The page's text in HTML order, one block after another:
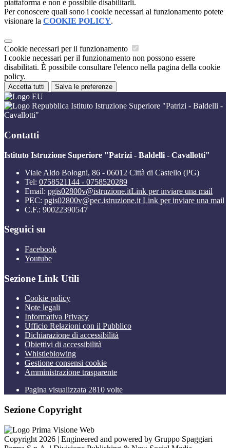
piattaforma e non è possibile disabilitarli.
Per conoscere quali sono i cookie necessari al funzionamento potete
visionare la COOKIE POLICY.
Cookie necessari per il funzionamento
I cookie necessari per il funzionamento non possono essere
disabilitati. È possibile consultare l'elenco nella pagina della cookie
policy.
Accetta tutti Salva le preferenze
Istituto Istruzione Superiore "Patrizi - Baldelli -
Cavallotti"
Contatti
Istituto Istruzione Superiore "Patrizi - Baldelli - Cavallotti"
Viale Aldo Bologni, 86 - 06012 Città di Castello (PG)
Tel: 0758521144 - 0758520289
Email: pgis02800v@istruzione.itLink per inviare una mail
PEC: pgis02800v@pec.istruzione.it Link per inviare una mail
C.F.: 90022390547
Seguici su
Facebook
Youtube
Sezione Link Utili
Cookie policy
Note legali
Informativa Privacy
Ufficio Relazioni con il Pubblico
Dichiarazione di accessibilità
Obiettivi di accessibilità
Whistleblowing
Gestione consensi cookie
Amministrazione trasparente
Pagina visualizzata 2810 volte
Sezione Copyright
Copyright 2026 | Engineered and powered by Gruppo Spaggiari